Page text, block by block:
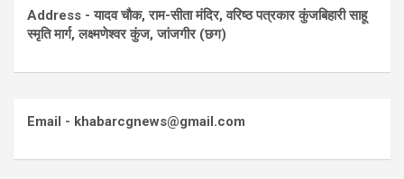
Address - यादव चौक, राम-सीता मंदिर, वरिष्ठ पत्रकार कुंजबिहारी साहू
स्मृति मार्ग, लक्ष्मणेश्वर कुंज, जांजगीर (छग)
Email - khabarcgnews@gmail.com